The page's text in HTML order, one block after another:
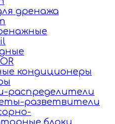
дренажа
кондиционеры
распределители
разветвители
блоки